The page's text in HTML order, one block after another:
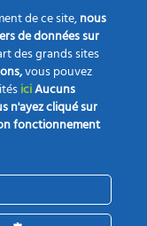
Contact
de ce site,nous
de données sur
des grands sites
vous pouvez
iciAucuns
n'ayez cliqué sur
fonctionnement